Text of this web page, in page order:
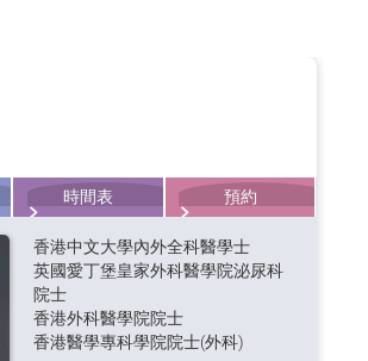
時間表 預約
香港中文大學內外全科醫學士
英國愛丁堡皇家外科醫學院泌尿科
院士
香港外科醫學院院士
香港醫學專科學院院士(外科)